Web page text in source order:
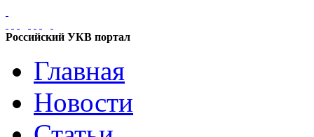
Российский УКВ портал
Главная
Новости